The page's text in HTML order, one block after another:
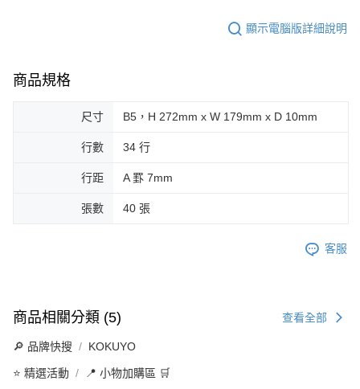
顯示電腦版詳細說明
商品規格
尺寸 B5，H 272mm x W 179mm x D 10mm
行數 34 行
行距 A 罫 7mm
張數 40 張
客服
商品相關分類 (5) 查看全部
🔎 品牌快搜 KOKUYO
⭐ 精選活動 📍 小物加購區 🛒